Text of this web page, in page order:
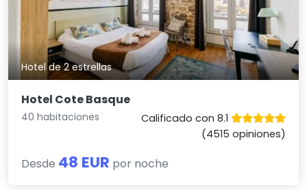
Hotel de 2 estrellas
Hotel Cote Basque
40 habitaciones
Calificado con 8.1
(4515 opiniones)
Desde 48 EUR por noche